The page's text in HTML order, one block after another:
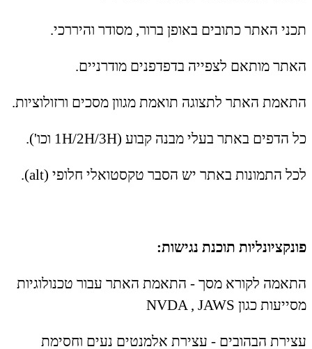
תכני האתר כתובים באופן ברור, מסודר והיררכי.
האתר מותאם לצפייה בדפדפנים מודרניים.
התאמת האתר לתצוגה תואמת מגוון מסכים ורזולוציות.
כל הדפים באתר בעלי מבנה קבוע (1H/2H/3H וכו').
לכל התמונות באתר יש הסבר טקסטואלי חלופי (alt).
פונקציונליות תוכנת נגישות:
התאמה לקורא מסך - התאמת האתר עבור טכנולוגיות
מסייעות כגון NVDA , JAWS
עצירת הבהובים - עצירת אלמנטים נעים וחסימת